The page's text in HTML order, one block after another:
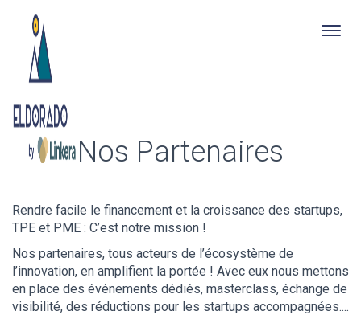
main
content
Nos Partenaires
Rendre facile le financement et la croissance des startups,
TPE et PME : C’est notre mission !
Nos partenaires, tous acteurs de l’écosystème de
l’innovation, en amplifient la portée ! Avec eux nous mettons
en place des événements dédiés, masterclass, échange de
visibilité, des réductions pour les startups accompagnées....
"Un format idéal avec assez de temps